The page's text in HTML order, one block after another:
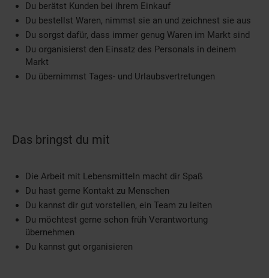
Du berätst Kunden bei ihrem Einkauf
Du bestellst Waren, nimmst sie an und zeichnest sie aus
Du sorgst dafür, dass immer genug Waren im Markt sind
Du organisierst den Einsatz des Personals in deinem
Markt
Du übernimmst Tages- und Urlaubsvertretungen
Das bringst du mit
Die Arbeit mit Lebensmitteln macht dir Spaß
Du hast gerne Kontakt zu Menschen
Du kannst dir gut vorstellen, ein Team zu leiten
Du möchtest gerne schon früh Verantwortung
übernehmen
Du kannst gut organisieren